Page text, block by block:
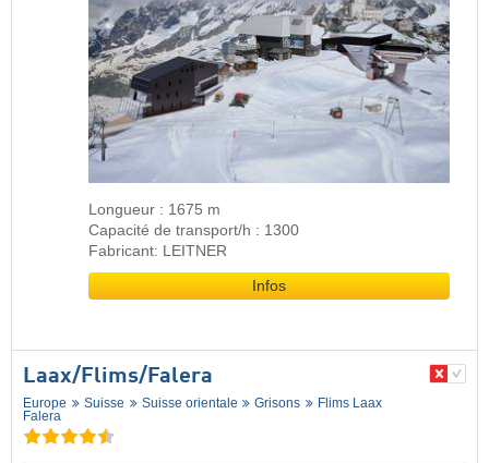
Longueur : 1675 m
Capacité de transport/h : 1300
Fabricant: LEITNER
Infos
Laax/​Flims/​Falera
Europe Suisse Suisse orientale Grisons
Flims Laax
Falera